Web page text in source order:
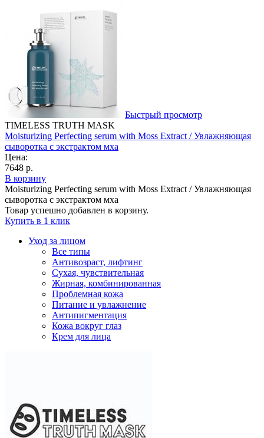
Быстрый просмотр
TIMELESS TRUTH MASK
Moisturizing Perfecting serum with Moss Extract / Увлажняющая
сыворотка с экстрактом мха
Цена:
7648 р.
В корзину
Moisturizing Perfecting serum with Moss Extract / Увлажняющая
сыворотка с экстрактом мха
Товар успешно добавлен в корзину.
Купить в 1 клик
Уход за лицом
Все типы
Антивозраст, лифтинг
Сухая, чувствительная
Жирная, комбинированная
Проблемная кожа
Питание и увлажнение
Антипигментация
Кожа вокруг глаз
Крем для лица